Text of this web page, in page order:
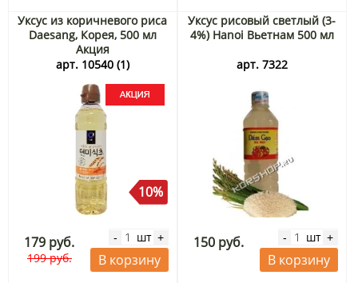
Уксус из коричневого риса
Daesang, Корея, 500 мл
Акция
арт. 10540 (1)
10%
179 руб.
199 руб.
- шт +
В корзину
Уксус рисовый светлый (3-
4%) Hanoi Вьетнам 500 мл
арт. 7322
150 руб. - шт +
В корзину